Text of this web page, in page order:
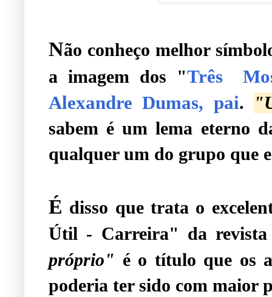
Não conheço melhor
a imagem dos "Três
Alexandre Dumas, pai.
sabem é um lema eterno
qualquer um do grupo que
É disso que trata o
Útil - Carreira" da
próprio" é o título que os
poderia ter sido com maior